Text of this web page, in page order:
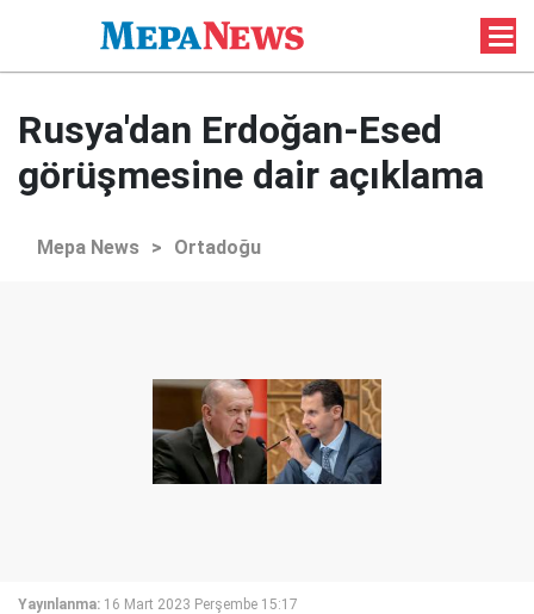
Rusya'dan Erdoğan-Esed
görüşmesine dair açıklama
Mepa News > Ortadoğu
Yayınlanma: 16 Mart 2023 Perşembe 15:17